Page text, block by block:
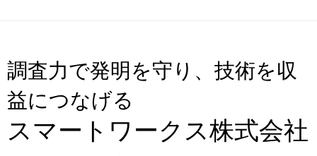
調査力で発明を守り、技術を収
益につなげる
スマートワークス株式会社